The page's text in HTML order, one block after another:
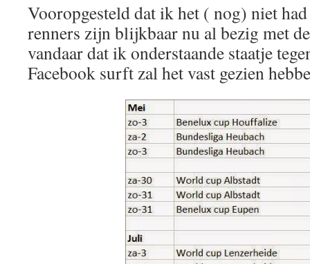
Vooropgesteld dat ik het ( nog) niet
renners zijn blijkbaar nu al bezig met
vandaar dat ik onderstaande staatje
Facebook surft zal het vast gezien